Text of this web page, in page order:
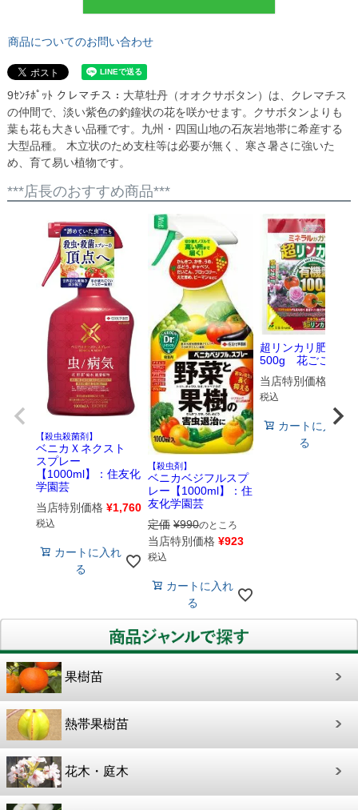
商品についてのお問い合わせ
9ｾﾝﾁﾎﾟｯﾄ クレマチス：大草牡丹（オオクサボタン）は、クレマチス
の仲間で、淡い紫色の釣鐘状の花を咲かせます。クサボタンよりも
葉も花も大きい品種です。九州・四国山地の石灰岩地帯に希産する
大型品種。 木立状のため支柱等は必要が無く、寒さ暑さに強いた
め、育て易い植物です。
***店長のおすすめ商品***
【殺虫殺菌剤】
ベニカＸネクスト
スプレー
【1000ml】：住友化
学園芸
当店特別価格 ¥1,760
税込
カートに入れ
る
【殺虫剤】
ベニカベジフルスプ
レー【1000ml】：住
友化学園芸
定価 ¥990のところ
当店特別価格 ¥923
税込
カートに入れ
る
超リンカリ肥料
500g 花ごころ
当店特別価格
税込
カートに入れ
る
果樹苗
熱帯果樹苗
花木・庭木